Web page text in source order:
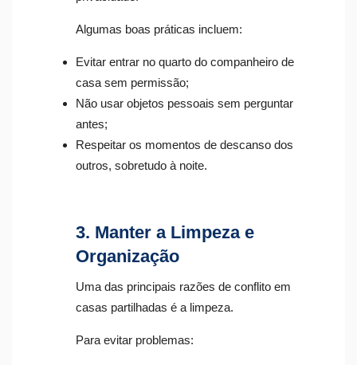
Algumas boas práticas incluem:
Evitar entrar no quarto do companheiro de
casa sem permissão;
Não usar objetos pessoais sem perguntar
antes;
Respeitar os momentos de descanso dos
outros, sobretudo à noite.
3. Manter a Limpeza e
Organização
Uma das principais razões de conflito em
casas partilhadas é a limpeza.
Para evitar problemas: